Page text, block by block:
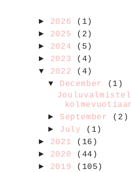
► 2026 (1)
► 2025 (2)
► 2024 (5)
► 2023 (4)
▼ 2022 (4)
▼ December
(1)
► September (2)
► July (1)
► 2021 (16)
► 2020 (44)
► 2019 (105)